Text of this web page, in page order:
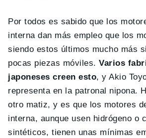
Por todos es sabido que los
interna dan más empleo que los
siendo estos últimos mucho más
pocas piezas móviles.Varios
japoneses creen esto, y Akio
representa en la patronal nipona.
otro matiz, y es que los motores
interna, aunque usen hidrógeno o
sintéticos, tienen unas mínimas